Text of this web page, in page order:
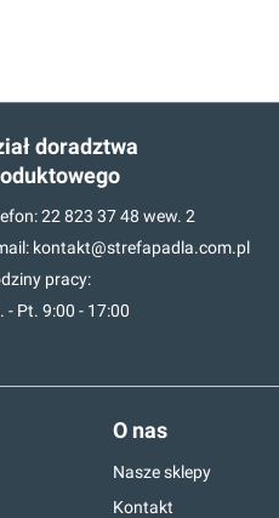
doradztwa
22 823 37 48 wew. 2
kontakt@strefapadla.com.pl
pracy:
- Pt. 9:00 - 17:00
O nas
Nasze sklepy
Kontakt